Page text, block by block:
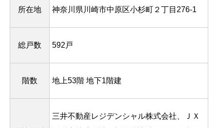
所在地 神奈川県川崎市中原区小杉町２丁目276-1
総戸数 592戸
階数 地上53階 地下1階建
三井不動産レジデンシャル株式会社、ＪＸ